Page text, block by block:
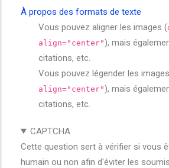
À propos des formats de texte
Vous pouvez aligner les images (
align="center"), mais
citations, etc.
Vous pouvez légender les
align="center"), mais
citations, etc.
CAPTCHA
Cette question sert à vérifier si vous
humain ou non afin d'éviter les